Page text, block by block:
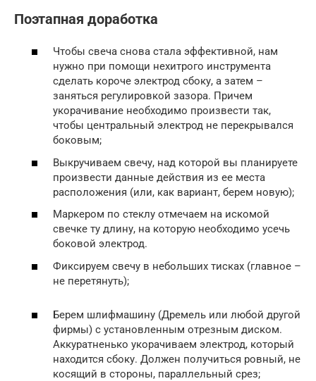
Поэтапная доработка
Чтобы свеча снова стала эффективной, нам
нужно при помощи нехитрого инструмента
сделать короче электрод сбоку, а затем –
заняться регулировкой зазора. Причем
укорачивание необходимо произвести так,
чтобы центральный электрод не перекрывался
боковым;
Выкручиваем свечу, над которой вы планируете
произвести данные действия из ее места
расположения (или, как вариант, берем новую);
Маркером по стеклу отмечаем на искомой
свечке ту длину, на которую необходимо усечь
боковой электрод.
Фиксируем свечу в небольших тисках (главное –
не перетянуть);
Берем шлифмашину (Дремель или любой другой
фирмы) с установленным отрезным диском.
Аккуратненько укорачиваем электрод, который
находится сбоку. Должен получиться ровный, не
косящий в стороны, параллельный срез;